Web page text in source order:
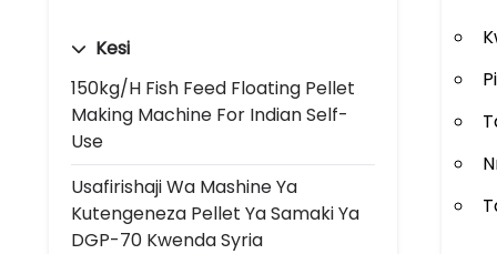
Kesi
150kg/h Fish Feed Floating Pellet
Making Machine For Indian Self-
Use
Usafirishaji Wa Mashine Ya
Kutengeneza Pellet Ya Samaki Ya
DGP-70 Kwenda Syria